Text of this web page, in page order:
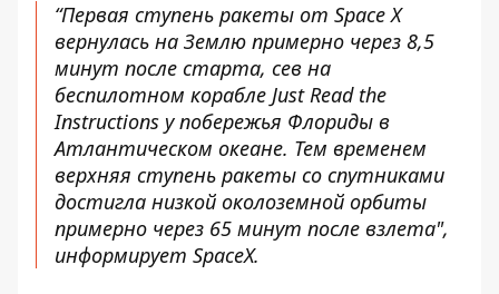
“Первая ступень ракеты от Space X
вернулась на Землю примерно через 8,5
минут после старта, сев на
беспилотном корабле Just Read the
Instructions у побережья Флориды в
Атлантическом океане. Тем временем
верхняя ступень ракеты со спутниками
достигла низкой околоземной орбиты
примерно через 65 минут после взлета",
информирует SpaceX.